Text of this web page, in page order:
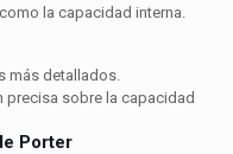
la capacidad interna.
más detallados.
precisa sobre la capacidad
Porter